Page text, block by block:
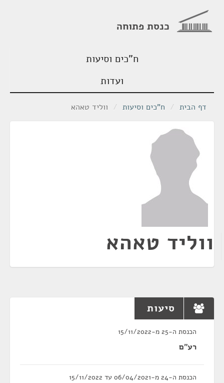
כנסת פתוחה
ח"כים וסיעות
ועדות
דף הבית / ח"כים וסיעות / ווליד טאהא
ווליד טאהא
סיעות
הכנסת ה-25 מ-15/11/2022
רע"ם
הכנסת ה-24 מ-06/04/2021 עד 15/11/2022